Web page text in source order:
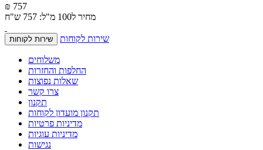
₪ 757
מחיר ל100 מ"ל: 757 ש"ח
שירות לקוחות שירות לקוחות
משלוחים
החלפות והחזרות
שאלות נפוצות
צרו קשר
תקנון
תקנון מועדון לקוחות
מדיניות פרטיות
מדיניות עוגיות
נגישות